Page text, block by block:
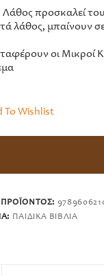
Λάθος προσκαλεί
λάθος, μπαίνουν
οι Μικροί
To Wishlist
ΠΑΙΔΙΚΆ ΒΙΒΛΊΑ